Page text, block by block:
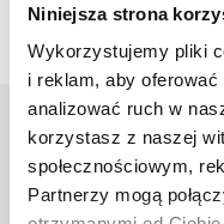
Niniejsza strona
Wykorzystujemy pliki
i reklam, aby oferować
analizować ruch w
korzystasz z naszej
społecznościowym,
Partnerzy mogą
WSTECZ
ASORTYMENT
Uniwersalne ręczniki